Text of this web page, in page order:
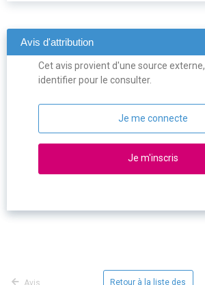
Avis d'attribution
Cet avis provient d'une source
identifier pour le consulter.
Je me connecte
Je m'inscris
Retour à la liste des